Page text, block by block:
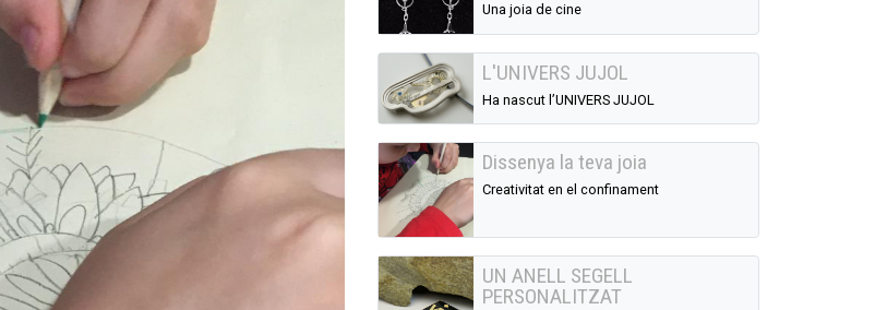
Una joia de cine
L'UNIVERS JUJOL
Ha nascut l’UNIVERS JUJOL
Dissenya la teva joia
Creativitat en el confinament
UN ANELL SEGELL
PERSONALITZAT